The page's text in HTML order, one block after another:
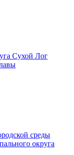
Сухой Лог
среды
округа